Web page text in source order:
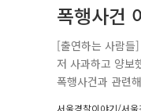
폭행사건
[출연하는 사람들
저 사과하고 양보
폭행사건과 관련
죄란? 폭행사건
서울경찰이야기/서